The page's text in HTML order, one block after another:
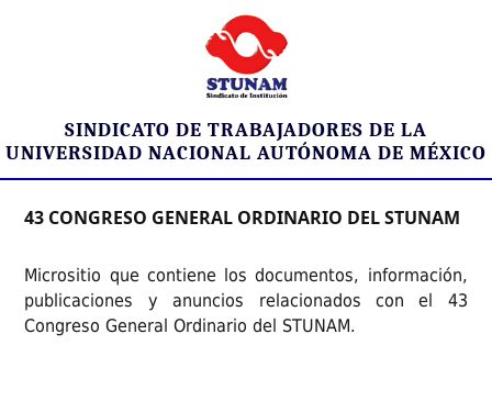
SINDICATO DE TRABAJADORES DE LA
UNIVERSIDAD NACIONAL AUTÓNOMA DE MÉXICO
43 CONGRESO GENERAL ORDINARIO DEL STUNAM
Micrositio que contiene los documentos, información,
publicaciones y anuncios relacionados con el 43
Congreso General Ordinario del STUNAM.